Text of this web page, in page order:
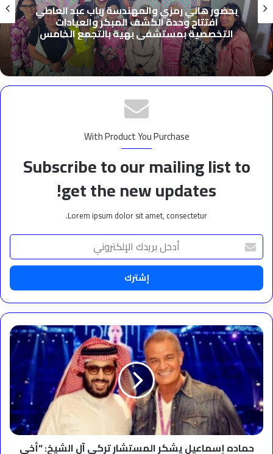
بحضور هاني رمزي والمهندسة رباب عبد العاطي
افتتاح وحدة الكشف المبكر والعيادات
التخصصية بمستشفى بهية بالتجمع الخامس
With Product You Purchase
Subscribe to our mailing list to
get the new updates!
Lorem ipsum dolor sit amet, consectetur.
أدخل
بريدك
الإلكتروني
حماده
إسماعيل
يشكر
المستشار
تركي
آل
الشيخ:
“أخي
وصديقي
حماده إسماعيل يشكر المستشار تركي آل الشيخ: “أخي